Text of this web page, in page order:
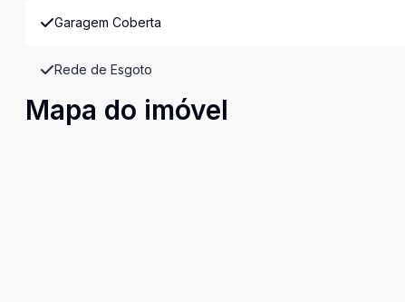
Garagem Coberta
Rede de Esgoto
Mapa do imóvel